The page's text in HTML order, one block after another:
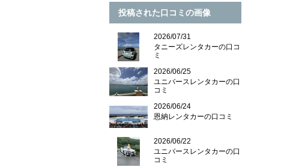
投稿された口コミの画像
2026/07/31
タニーズレンタカーの口コ
ミ
2026/06/25
ユニバースレンタカーの口
コミ
2026/06/24
恩納レンタカーの口コミ
2026/06/22
ユニバースレンタカーの口
コミ